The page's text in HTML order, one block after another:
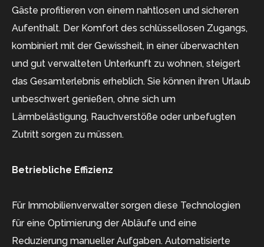
Gäste profitieren von einem nahtlosen und sicheren
Aufenthalt. Der Komfort des schlüssellosen Zugangs,
kombiniert mit der Gewissheit, in einer überwachten
und gut verwalteten Unterkunft zu wohnen, steigert
das Gesamterlebnis erheblich. Sie können ihren Urlaub
unbeschwert genießen, ohne sich um
Lärmbelästigung, Rauchverstöße oder unbefugten
Zutritt sorgen zu müssen.
Betriebliche Effizienz
Für Immobilienverwalter sorgen diese Technologien
für eine Optimierung der Abläufe und eine
Reduzierung manueller Aufgaben. Automatisierte